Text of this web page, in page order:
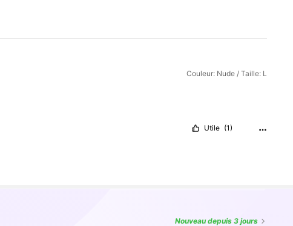
Couleur: Nude / Taille: L
Utile (1)
Nouveau depuis 3 jours